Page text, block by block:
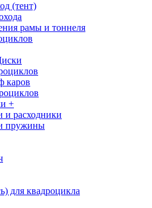
(тент)
рамы и тоннеля
каров
+
и расходники
пружины
для квадроцикла